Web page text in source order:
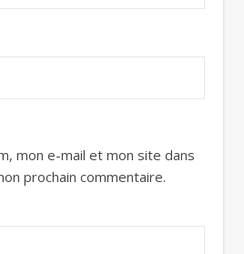
mon e-mail et mon site dans
prochain commentaire.